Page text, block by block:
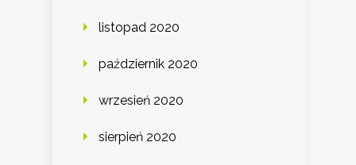
listopad 2020
październik 2020
wrzesień 2020
sierpień 2020